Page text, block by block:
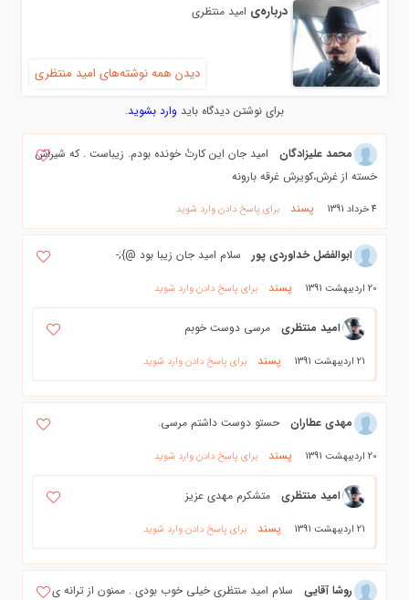
درباره‌ی امید منتظری
دیدن همه نوشته‌های امید منتظری
برای نوشتن دیدگاه باید وارد بشوید.
محمد علیزادگان
امید جان این کارتُ خونده بودم. زیباست . که شیراش
خسته از غرش،کویرش غرقه بارونه
4 خرداد 1391 پسند برای پاسخ دادن وارد شوید
ابوالفضل خداوردی پور سلام امید جان زیبا بود @};-
20 اردیبهشت 1391 پسند برای پاسخ دادن وارد شوید
امید منتظری مرسی دوست خوبم
21 اردیبهشت 1391 پسند برای پاسخ دادن وارد شوید
مهدی عطاران حستو دوست داشتم مرسی.
20 اردیبهشت 1391 پسند برای پاسخ دادن وارد شوید
امید منتظری متشکرم مهدی عزیز
21 اردیبهشت 1391 پسند برای پاسخ دادن وارد شوید
روشا آقایی
سلام اميد منتظري خيلي خوب بودي . ممنون از ترانه ي